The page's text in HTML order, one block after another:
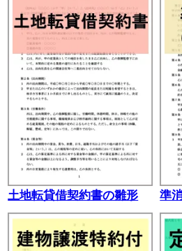
土地転貸借契約書の雛形 準